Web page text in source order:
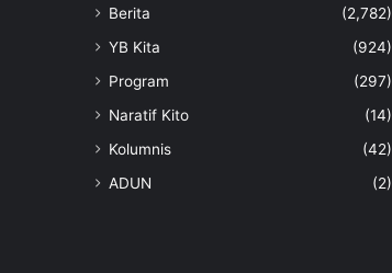
r
i
e
m
i
l
Berita
(2,782)
YB Kita
(924)
Program
(297)
Naratif Kito
(14)
Kolumnis
(42)
ADUN
(2)